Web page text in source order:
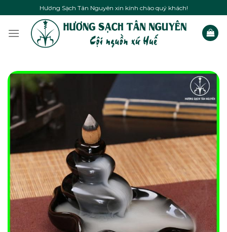
to
content
Hương Sạch Tân Nguyên xin kính chào quý khách!